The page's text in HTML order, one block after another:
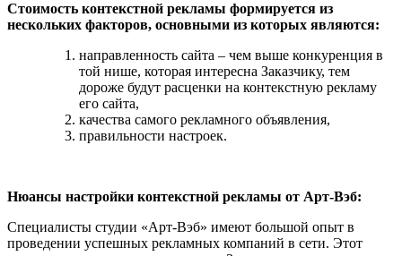
Стоимость контекстной рекламы формируется из
нескольких факторов, основными из которых являются:
направленность сайта – чем выше конкуренция в
той нише, которая интересна Заказчику, тем
дороже будут расценки на контекстную рекламу
его сайта,
качества самого рекламного объявления,
правильности настроек.
Нюансы настройки контекстной рекламы от Арт-Вэб:
Специалисты студии «Арт-Вэб» имеют большой опыт в
проведении успешных рекламных компаний в сети. Этот